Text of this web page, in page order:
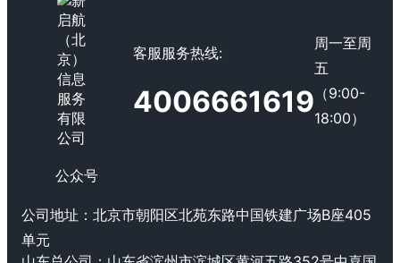
公众号
客服服务热线:
4006661619
周一至周
五
（9:00-
18:00）
公司地址： 北京市朝阳区北苑东路中国铁建广场B座405
单元